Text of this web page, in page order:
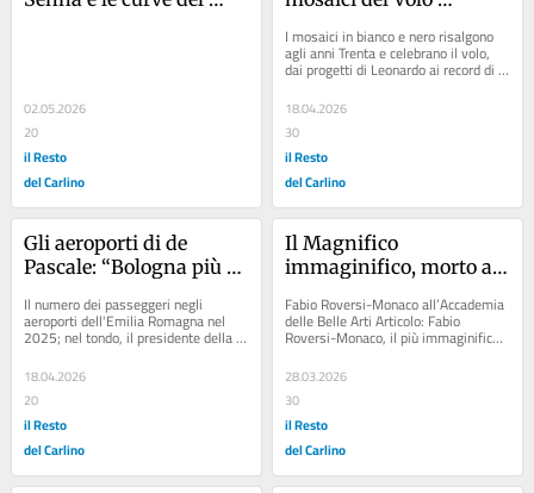
02.05.2026
20
il Resto
del Carlino
patrimonio ‘dissonante’
I mosaici in bianco e nero risalgono
agli anni Trenta e celebrano il volo,
dai progetti di Leonardo ai record di
velocità Nei giorni delle polemiche...
18.04.2026
30
il Resto
del Carlino
Gli aeroporti di de
Pascale: “Bologna più
Riviera più
internazionale”
Il numero dei passeggeri negli
aeroporti dell'Emilia Romagna nel
2025; nel tondo, il presidente della
Regione Michele de Pascale
Articolo:...
18.04.2026
20
il Resto
del Carlino
Il Magnifico
immaginifico, morto a
Monaco. Il rettore che
cambiò l’ateneo e
Fabio Roversi-Monaco all’Accademia
delle Belle Arti Articolo: Fabio
Roversi-Monaco, il più immaginifico
dei Magnifici: addio al giurista che
ha...
28.03.2026
30
il Resto
del Carlino